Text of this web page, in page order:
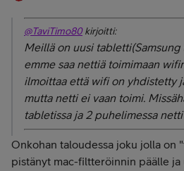
@TaviTimo80kirjoitti:
Meillä on uusi
emme saa nettiä toimimaan
ilmoittaa että wifi on yhdistetty
mutta netti ei vaan toimi.
tabletissa ja 2 puhelimessa
Onkohan taloudessa joku jolla on
pistänyt mac-filtteröinnin päälle ja